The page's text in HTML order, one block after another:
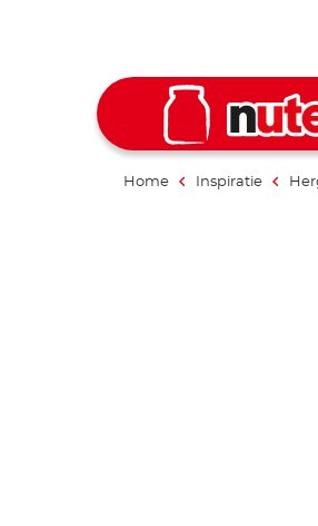
Home Inspiratie